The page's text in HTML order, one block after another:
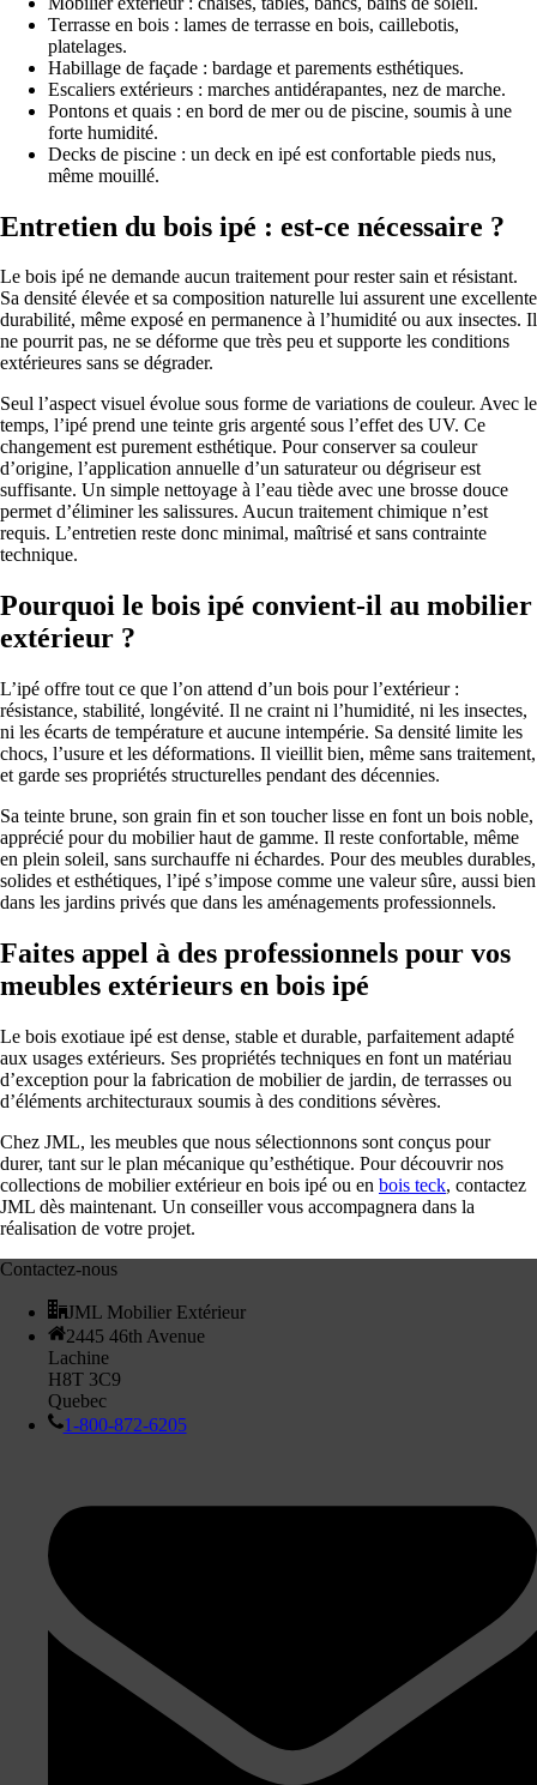
Terrasse en bois : lames de terrasse en bois, caillebotis,
platelages.
Habillage de façade : bardage et parements esthétiques.
Escaliers extérieurs : marches antidérapantes, nez de marche.
Pontons et quais : en bord de mer ou de piscine, soumis à une
forte humidité.
Decks de piscine : un deck en ipé est confortable pieds nus,
même mouillé.
Entretien du bois ipé : est-ce nécessaire ?
Le bois ipé ne demande aucun traitement pour rester sain et résistant.
Sa densité élevée et sa composition naturelle lui assurent une excellente
durabilité, même exposé en permanence à l’humidité ou aux insectes. Il
ne pourrit pas, ne se déforme que très peu et supporte les conditions
extérieures sans se dégrader.
Seul l’aspect visuel évolue sous forme de variations de couleur. Avec le
temps, l’ipé prend une teinte gris argenté sous l’effet des UV. Ce
changement est purement esthétique. Pour conserver sa couleur
d’origine, l’application annuelle d’un saturateur ou dégriseur est
suffisante. Un simple nettoyage à l’eau tiède avec une brosse douce
permet d’éliminer les salissures. Aucun traitement chimique n’est
requis. L’entretien reste donc minimal, maîtrisé et sans contrainte
technique.
Pourquoi le bois ipé convient-il au mobilier
extérieur ?
L’ipé offre tout ce que l’on attend d’un bois pour l’extérieur :
résistance, stabilité, longévité. Il ne craint ni l’humidité, ni les insectes,
ni les écarts de température et aucune intempérie. Sa densité limite les
chocs, l’usure et les déformations. Il vieillit bien, même sans traitement,
et garde ses propriétés structurelles pendant des décennies.
Sa teinte brune, son grain fin et son toucher lisse en font un bois noble,
apprécié pour du mobilier haut de gamme. Il reste confortable, même
en plein soleil, sans surchauffe ni échardes. Pour des meubles durables,
solides et esthétiques, l’ipé s’impose comme une valeur sûre, aussi bien
dans les jardins privés que dans les aménagements professionnels.
Faites appel à des professionnels pour vos
meubles extérieurs en bois ipé
Le bois exotiaue ipé est dense, stable et durable, parfaitement adapté
aux usages extérieurs. Ses propriétés techniques en font un matériau
d’exception pour la fabrication de mobilier de jardin, de terrasses ou
d’éléments architecturaux soumis à des conditions sévères.
Chez JML, les meubles que nous sélectionnons sont conçus pour
durer, tant sur le plan mécanique qu’esthétique. Pour découvrir nos
collections de mobilier extérieur en bois ipé ou en bois teck, contactez
JML dès maintenant. Un conseiller vous accompagnera dans la
réalisation de votre projet.
Contactez-nous
JML Mobilier Extérieur
2445 46th Avenue
Lachine
H8T 3C9
Quebec
1-800-872-6205